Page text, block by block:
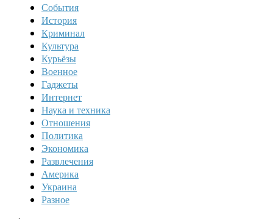
События
История
Криминал
Культура
Курьёзы
Военное
Гаджеты
Интернет
Наука и техника
Отношения
Политика
Экономика
Развлечения
Америка
Украина
Разное